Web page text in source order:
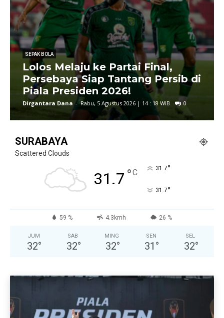
SEPAK BOLA
Lolos Melaju ke Partai Final,
Persebaya Siap Tantang Persib di
Piala Presiden 2026!
Dirgantara Dana - Rabu, 5 Agustus 2026 | 14 : 18 WIB 0
SURABAYA
Scattered Clouds
31.7 °C 31.7°
31.7°
59 % 4.3kmh 26 %
JUM
32°
SAB
32°
MING
32°
SEN
31 °
SEL
32°